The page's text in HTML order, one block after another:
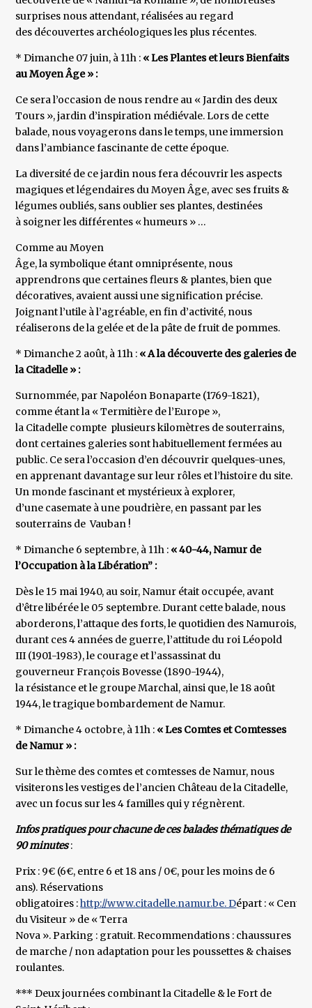
surprises nous attendant, réalisées au regard
des découvertes archéologiques les plus récentes.
* Dimanche 07 juin, à 11h : « Les Plantes et leurs Bienfaits
au Moyen Âge » :
Ce sera l’occasion de nous rendre au « Jardin des deux
Tours », jardin d’inspiration médiévale. Lors de cette
balade, nous voyagerons dans le temps, une immersion
dans l’ambiance fascinante de cette époque.
La diversité de ce jardin nous fera découvrir les aspects
magiques et légendaires du Moyen Âge, avec ses fruits &
légumes oubliés, sans oublier ses plantes, destinées
à soigner les différentes « humeurs » …
Comme au Moyen
Âge, la symbolique étant omniprésente, nous
apprendrons que certaines fleurs & plantes, bien que
décoratives, avaient aussi une signification précise.
Joignant l’utile à l’agréable, en fin d’activité, nous
réaliserons de la gelée et de la pâte de fruit de pommes.
* Dimanche 2 août, à 11h : « A la découverte des galeries de
la Citadelle » :
Surnommée, par Napoléon Bonaparte (1769-1821),
comme étant la « Termitière de l’Europe »,
la Citadelle compte plusieurs kilomètres de souterrains,
dont certaines galeries sont habituellement fermées au
public. Ce sera l’occasion d’en découvrir quelques-unes,
en apprenant davantage sur leur rôles et l’histoire du site.
Un monde fascinant et mystérieux à explorer,
d’une casemate à une poudrière, en passant par les
souterrains de Vauban !
* Dimanche 6 septembre, à 11h : « 40-44, Namur de
l’Occupation à la Libération” :
Dès le 15 mai 1940, au soir, Namur était occupée, avant
d’être libérée le 05 septembre. Durant cette balade, nous
aborderons, l’attaque des forts, le quotidien des Namurois,
durant ces 4 années de guerre, l’attitude du roi Léopold
III (1901-1983), le courage et l’assassinat du
gouverneur François Bovesse (1890-1944),
la résistance et le groupe Marchal, ainsi que, le 18 août
1944, le tragique bombardement de Namur.
* Dimanche 4 octobre, à 11h : « Les Comtes et Comtesses
de Namur » :
Sur le thème des comtes et comtesses de Namur, nous
visiterons les vestiges de l’ancien Château de la Citadelle,
avec un focus sur les 4 familles qui y régnèrent.
Infos pratiques pour chacune de ces balades thématiques de
90 minutes:
Prix : 9€ (6€, entre 6 et 18 ans / 0€, pour les moins de 6
ans). Réservations
obligatoires :http://www.citadelle.namur.be. Départ : « Centre
du Visiteur » de « Terra
Nova ». Parking : gratuit. Recommendations : chaussures
de marche / non adaptation pour les poussettes & chaises
roulantes.
*** Deux journées combinant la Citadelle & le Fort de